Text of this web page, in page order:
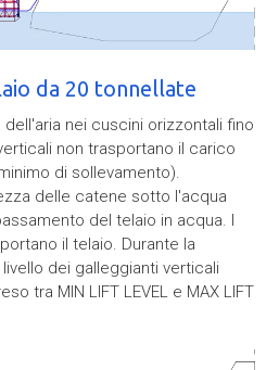
da 20 tonnellate
dell'aria nei cuscini orizzontali fino
non trasportano il carico
di sollevamento).
delle catene sotto l'acqua
del telaio in acqua. I
il telaio. Durante la
dei galleggianti verticali
tra MIN LIFT LEVEL e MAX LIFT